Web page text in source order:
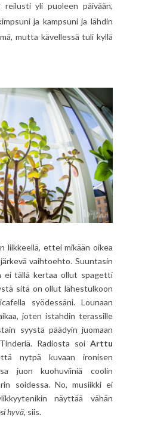
reilusti yli puoleen päivään,
ja kampsuni ja lähdin
mutta kävellessä tuli kyllä
liikkeellä, ettei mikään oikea
vaihtoehto. Suuntasin
ei tällä kertaa ollut spagetti
sitä on ollut lähestulkoon
syödessäni. Lounaan
joten istahdin terassille
syystä päädyin juomaan
Radiosta soi Arttu
nytpä kuvaan ironisen
juon kuohuviiniä coolin
soidessa. No, musiikki ei
näyttää vähän
hyvä, siis.